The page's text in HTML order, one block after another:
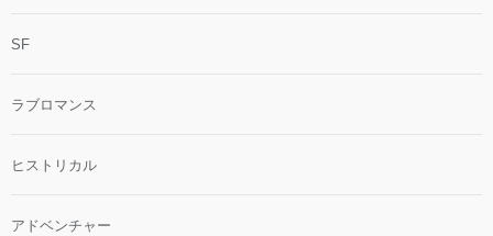
SF
ラブロマンス
ヒストリカル
アドベンチャー